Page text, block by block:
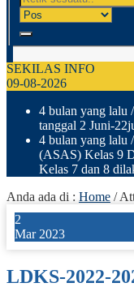
SEKILAS INFO
09-08-2026
4 bulan yang lalu
tanggal 2 Juni-
4 bulan yang lalu
(ASAS) Kelas 9
Kelas 7 dan 8
Anda ada di : Home /
2
Mar 2023
LDKS-2022-